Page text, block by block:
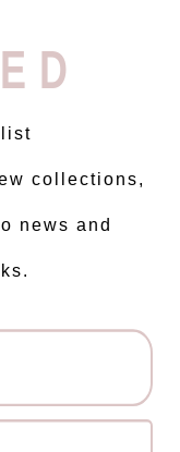
collections,
news and